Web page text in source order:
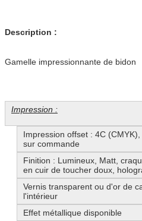
Description :
Gamelle impressionnante de bidon
Impression :
Impression offset : 4C
sur commande
Finition : Lumineux, Matt,
en cuir de toucher doux,
Vernis transparent ou d'or de
l'intérieur
Effet métallique disponible